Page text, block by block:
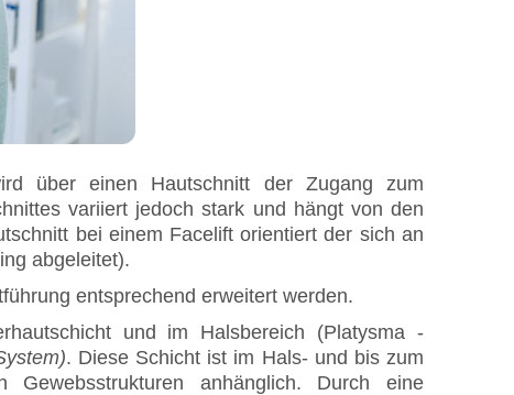
über einen Hautschnitt der Zugang zum
variiert jedoch stark und hängt von den
bei einem Facelift orientiert der sich an
abgeleitet).
entsprechend erweitert werden.
und im Halsbereich (Platysma -
. Diese Schicht ist im Hals- und bis zum
Gewebsstrukturen anhänglich. Durch eine